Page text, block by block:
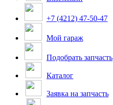
+7 (4212) 47-50-47
Мой гараж
Подобрать запчасть
Каталог
Заявка на запчасть